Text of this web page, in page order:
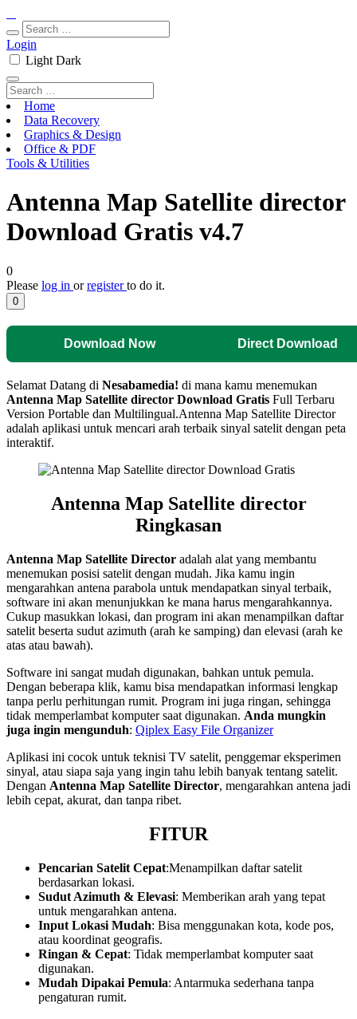
Login
Light Dark
Home
Data Recovery
Graphics & Design
Office & PDF
Tools & Utilities
Antenna Map Satellite director
Download Gratis v4.7
0
Please log in orregisterto do it.
0
Download Now Direct Download
Selamat Datang di Nesabamedia! di mana kamu menemukan
Antenna Map Satellite director Download Gratis Full Terbaru
Version Portable dan Multilingual.Antenna Map Satellite Director
adalah aplikasi untuk mencari arah terbaik sinyal satelit dengan peta
interaktif.
Antenna Map Satellite director
Ringkasan
Antenna Map Satellite Director adalah alat yang membantu
menemukan posisi satelit dengan mudah. Jika kamu ingin
mengarahkan antena parabola untuk mendapatkan sinyal terbaik,
software ini akan menunjukkan ke mana harus mengarahkannya.
Cukup masukkan lokasi, dan program ini akan menampilkan daftar
satelit beserta sudut azimuth (arah ke samping) dan elevasi (arah ke
atas atau bawah).
Software ini sangat mudah digunakan, bahkan untuk pemula.
Dengan beberapa klik, kamu bisa mendapatkan informasi lengkap
tanpa perlu perhitungan rumit. Program ini juga ringan, sehingga
tidak memperlambat komputer saat digunakan. Anda mungkin
juga ingin mengunduh: Qiplex Easy File Organizer
Aplikasi ini cocok untuk teknisi TV satelit, penggemar eksperimen
sinyal, atau siapa saja yang ingin tahu lebih banyak tentang satelit.
Dengan Antenna Map Satellite Director, mengarahkan antena jadi
lebih cepat, akurat, dan tanpa ribet.
FITUR
Pencarian Satelit Cepat:Menampilkan daftar satelit
berdasarkan lokasi.
Sudut Azimuth & Elevasi: Memberikan arah yang tepat
untuk mengarahkan antena.
Input Lokasi Mudah: Bisa menggunakan kota, kode pos,
atau koordinat geografis.
Ringan & Cepat: Tidak memperlambat komputer saat
digunakan.
Mudah Dipakai Pemula: Antarmuka sederhana tanpa
pengaturan rumit.